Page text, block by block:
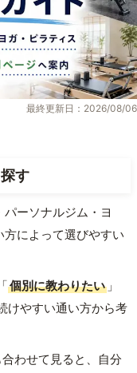
最終更新日：2026/08/06
す
ーソナルジム・ヨ
によって選びやすい
個別に教わりたい 」
けやすい通い方から考
合わせて見ると、自分